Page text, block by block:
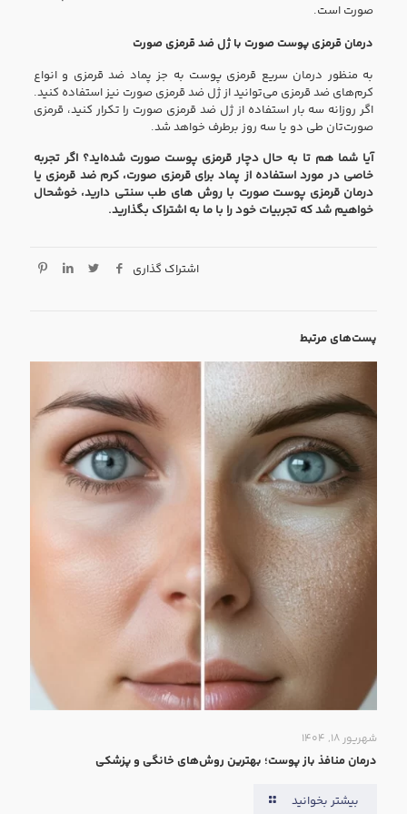
صورت است.
درمان قرمزی پوست صورت با ژل ضد قرمزی صورت
به منظور درمان سریع قرمزی پوست به جز پماد ضد قرمزی و انواع
کرم‌های ضد قرمزی می‌توانید از ژل ضد قرمزی صورت نیز استفاده کنید.
اگر روزانه سه بار استفاده از ژل ضد قرمزی صورت را تکرار کنید، قرمزی
صورت‌تان طی دو یا سه روز برطرف خواهد شد.
آیا شما هم تا به حال دچار قرمزی پوست صورت شده‌اید؟ اگر تجربه
خاصی در مورد استفاده از پماد برای قرمزی صورت، کرم ضد قرمزی یا
درمان قرمزی پوست صورت با روش های طب سنتی دارید، خوشحال
خواهیم شد که تجربیات خود را با ما به اشتراک بگذارید.
اشتراک گذاری
پست‌های مرتبط
شهریور ۱۸, ۱۴۰۴
درمان منافذ باز پوست؛ بهترین روش‌های خانگی و پزشکی
بیشتر بخوانید